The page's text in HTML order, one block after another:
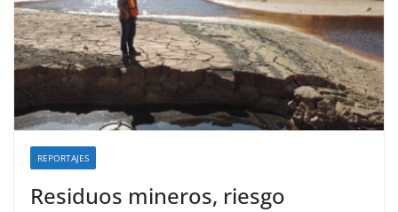
REPORTAJES
Residuos mineros, riesgo